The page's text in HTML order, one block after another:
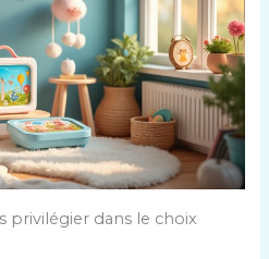
privilégier dans le choix